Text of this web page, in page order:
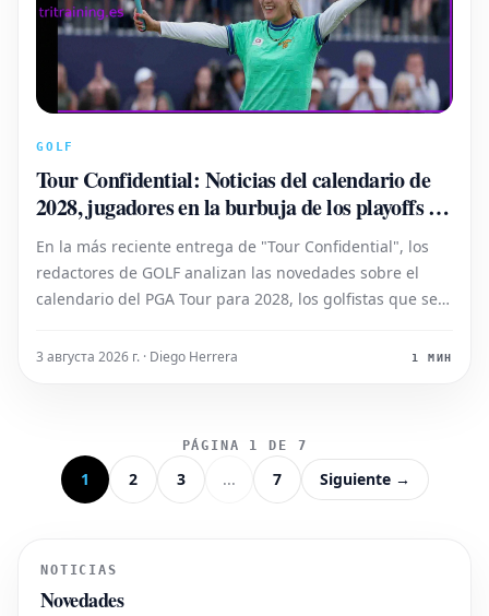
GOLF
Tour Confidential: Noticias del calendario de
2028, jugadores en la burbuja de los playoffs y
más
En la más reciente entrega de "Tour Confidential", los
redactores de GOLF analizan las novedades sobre el
calendario del PGA Tour para 2028, los golfistas que se
del Tour y otros temas relevantes.
3 августа 2026 г. · Diego Herrera 1 МИН
PÁGINA 1 DE 7
1 2 3 ... 7 Siguiente →
NOTICIAS
Novedades